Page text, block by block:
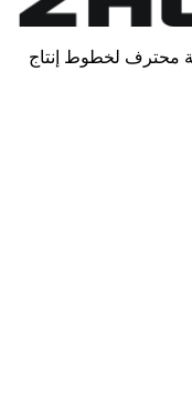
محترف لخطوط إنتاج